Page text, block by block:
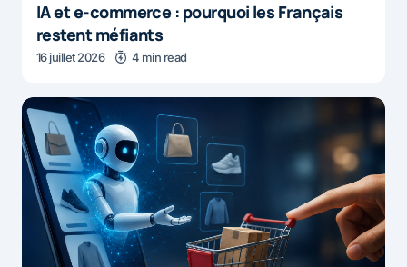
IA et e-commerce : pourquoi les Français
restent méfiants
16 juillet 2026 4 min read